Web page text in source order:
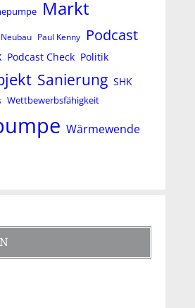
Markt
Neubau Paul Kenny Podcast
Podcast Check Politik
Sanierung SHK
Wettbewerbsfähigkeit
Wärmewende